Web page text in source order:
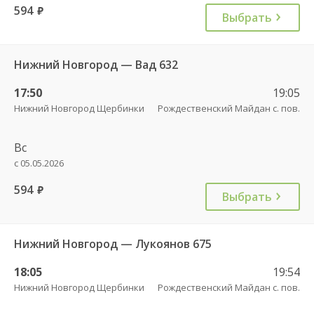
594 руб. Выбрать
Нижний Новгород — Вад 632
17:50
Нижний Новгород Щербинки
19:05
Рождественский Майдан с. пов.
Вс
с 05.05.2026
594 руб. Выбрать
Нижний Новгород — Лукоянов 675
18:05
Нижний Новгород Щербинки
19:54
Рождественский Майдан с. пов.